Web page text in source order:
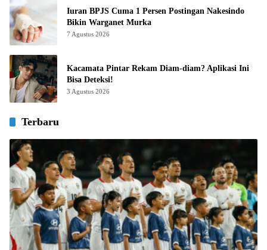
Iuran BPJS Cuma 1 Persen Postingan Nakesindo
Bikin Warganet Murka
7 Agustus 2026
Kacamata Pintar Rekam Diam-diam? Aplikasi Ini
Bisa Deteksi!
3 Agustus 2026
Terbaru